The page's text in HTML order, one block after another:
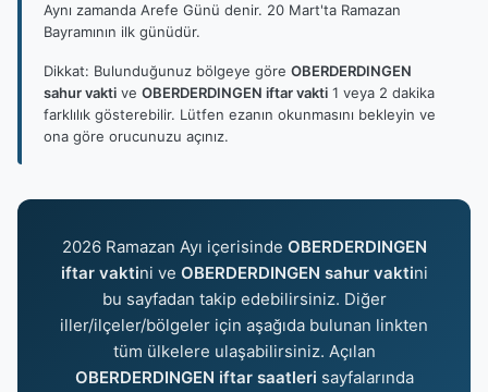
Aynı zamanda Arefe Günü denir. 20 Mart'ta Ramazan
Bayramının ilk günüdür.
Dikkat: Bulunduğunuz bölgeye göre OBERDERDINGEN
sahur vakti ve OBERDERDINGEN iftar vakti 1 veya 2 dakika
farklılık gösterebilir. Lütfen ezanın okunmasını bekleyin ve
ona göre orucunuzu açınız.
2026 Ramazan Ayı içerisinde OBERDERDINGEN
iftar vaktini ve OBERDERDINGEN sahur vaktini
bu sayfadan takip edebilirsiniz. Diğer
iller/ilçeler/bölgeler için aşağıda bulunan linkten
tüm ülkelere ulaşabilirsiniz. Açılan
OBERDERDINGEN iftar saatleri sayfalarında